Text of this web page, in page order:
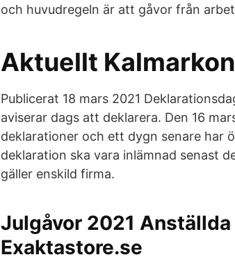
och huvudregeln är att gåvor från
Aktuellt
Publicerat 18 mars 2021
aviserar dags att deklarera. Den 16
deklarationer och ett dygn senare har
deklaration ska vara inlämnad senast
gäller enskild firma.
Julgåvor 2021
Exaktastore.se